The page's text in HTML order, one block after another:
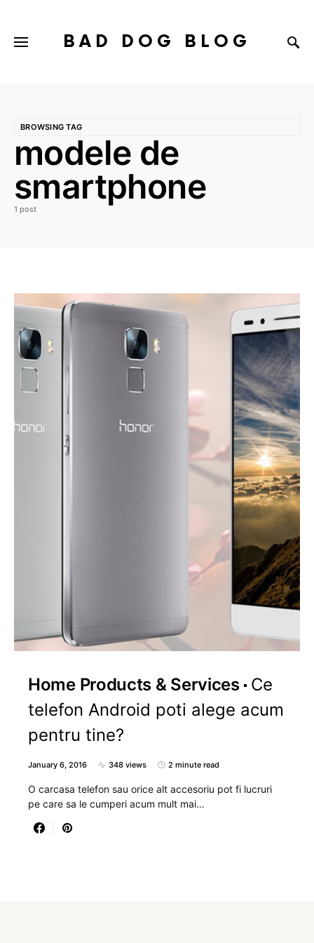
BAD DOG BLOG
BROWSING TAG
modele de
smartphone
1 post
Home Products & Services Ce
telefon Android poti alege acum
pentru tine?
January 6, 2016 348 views 2 minute read
O carcasa telefon sau orice alt accesoriu pot fi lucruri
pe care sa le cumperi acum mult mai…